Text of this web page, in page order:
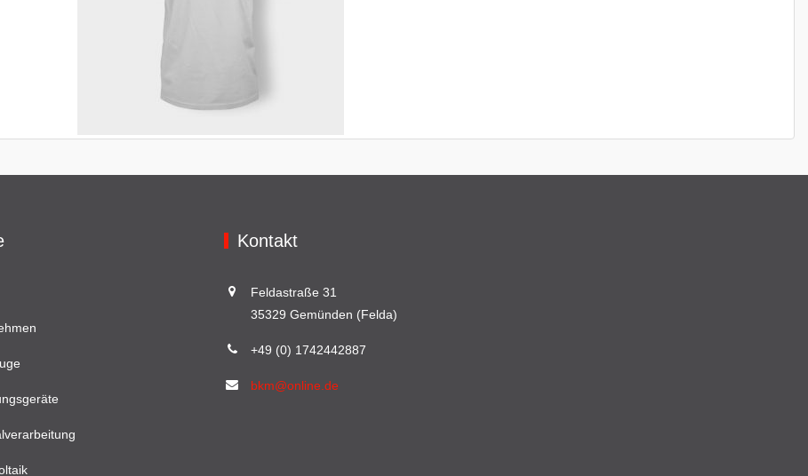
Kontakt
Feldastraße 31
35329 Gemünden (Felda)
+49 (0) 1742442887
bkm@online.de